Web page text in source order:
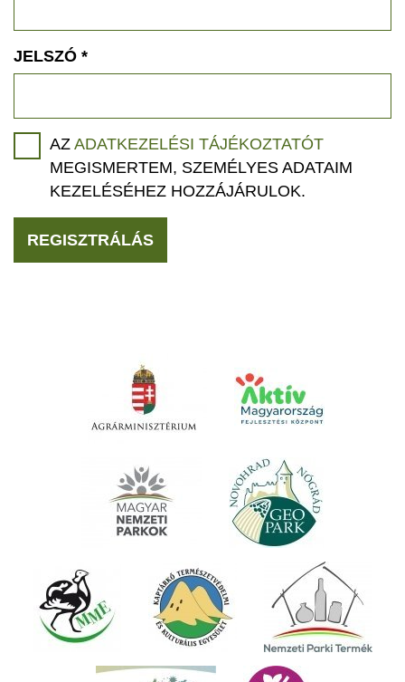
JELSZÓ *
AZ ADATKEZELÉSI TÁJÉKOZTATÓT
MEGISMERTEM, SZEMÉLYES ADATAIM
KEZELÉSÉHEZ HOZZÁJÁRULOK.
REGISZTRÁLÁS